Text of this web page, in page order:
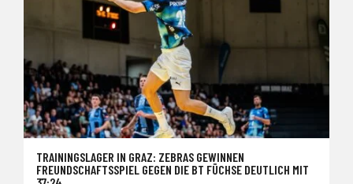
TRAININGSLAGER IN GRAZ: ZEBRAS GEWINNEN
FREUNDSCHAFTSSPIEL GEGEN DIE BT FÜCHSE DEUTLICH MIT